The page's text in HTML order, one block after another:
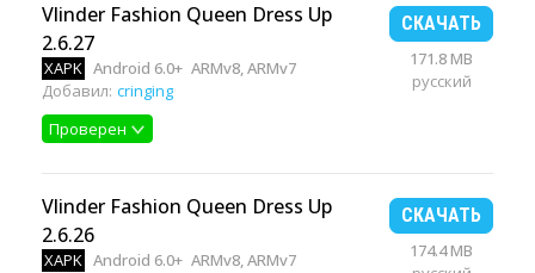
Vlinder Fashion Queen Dress Up
2.6.27
XAPK Android 6.0+ ARMv8, ARMv7
Добавил: cringing
Проверен
СКАЧАТЬ
171.8 MB
русский
Vlinder Fashion Queen Dress Up
2.6.26
XAPK Android 6.0+ ARMv8, ARMv7
СКАЧАТЬ
174.4 MB